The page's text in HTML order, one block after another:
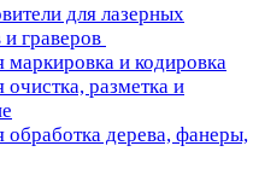
для лазерных
и граверов
маркировка и кодировка
очистка, разметка и
обработка дерева, фанеры,